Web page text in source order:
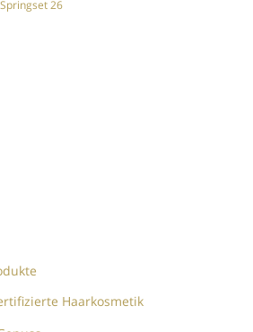
26
Haarkosmetik